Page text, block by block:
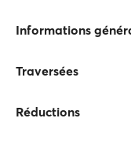
Informations
Traversées
Réductions